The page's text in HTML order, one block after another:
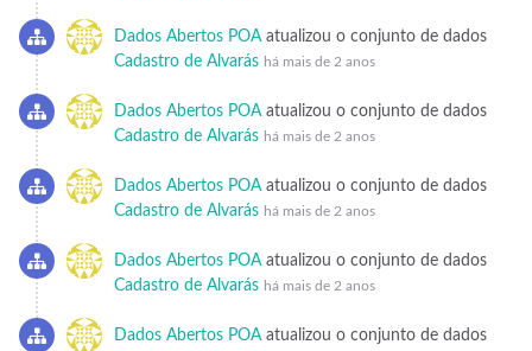
Dados Abertos POAatualizou o conjunto de dados
Cadastro de Alvarás há mais de 2 anos
Dados Abertos POAatualizou o conjunto de dados
Cadastro de Alvarás há mais de 2 anos
Dados Abertos POAatualizou o conjunto de dados
Cadastro de Alvarás há mais de 2 anos
Dados Abertos POAatualizou o conjunto de dados
Cadastro de Alvarás há mais de 2 anos
Dados Abertos POAatualizou o conjunto de dados